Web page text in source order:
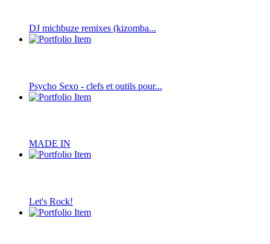
DJ michbuze remixes (kizomba...
Psycho Sexo - clefs et outils pour...
MADE IN
Let's Rock!